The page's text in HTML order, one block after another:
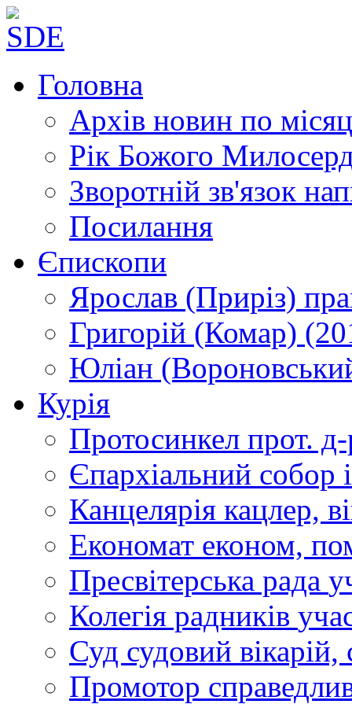
Головна
Архів новин по
Рік Божого
Зворотній зв'язок
Посилання
Єпископи
Ярослав (Приріз)
Григорій (Комар)
Юліан
Курія
Протосинкел прот.
Єпархіальний собор
Канцелярія кацлер,
Економат економ,
Пресвітерська рада
Колегія радників
Суд судовий вікарій,
Промотор